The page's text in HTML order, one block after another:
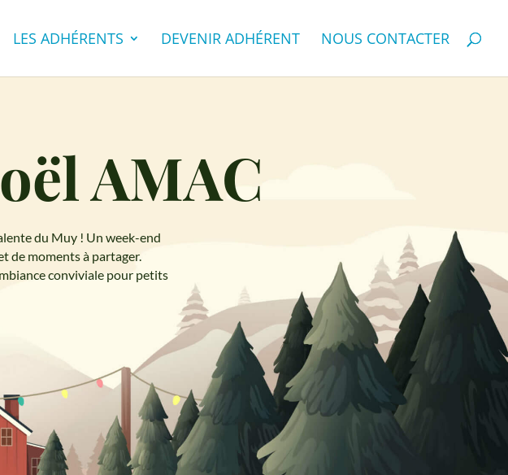
LES ADHÉRENTS DEVENIR ADHÉRENT NOUS CONTACTER
AMAC
du Muy ! Un week-end
de moments à partager.
conviviale pour petits